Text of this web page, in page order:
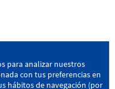
Bizkaia
para analizar nuestros
con tus preferencias en
hábitos de navegación (por